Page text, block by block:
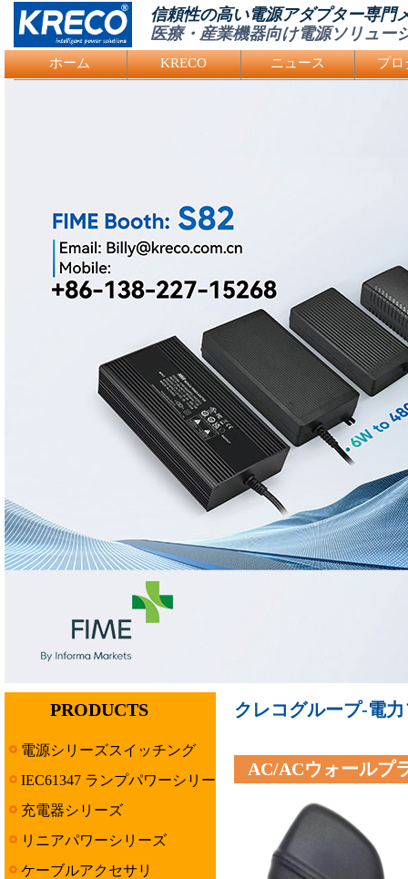
Logo Picture
信頼性の高い電源アダプター専門
医療・産業機器向け電源ソリュー
ホーム KRECO ニュース プロ
PRODUCTS
電源シリーズスイッチング
IEC61347 ランプパワーシリー
ズ充電器シリーズ
リニアパワーシリーズ
ケーブルアクセサリ
クレコグループ-電
AC/ACウォールプ